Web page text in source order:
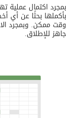
بمجرد اكتمال عملية
بأكملها بحثًا عن أي
وقت ممكن. وبمجرد
جاهز للإطلاق.